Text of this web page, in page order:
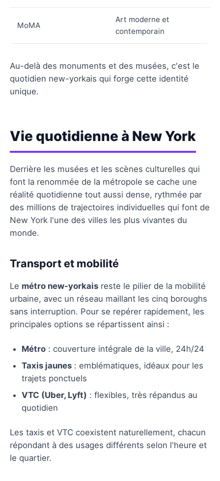
MoMA
Art moderne et
contemporain
Au-delà des monuments et des musées, c'est le
quotidien new-yorkais qui forge cette identité
unique.
Vie quotidienne à New York
Derrière les musées et les scènes culturelles qui
font la renommée de la métropole se cache une
réalité quotidienne tout aussi dense, rythmée par
des millions de trajectoires individuelles qui font de
New York l'une des villes les plus vivantes du
monde.
Transport et mobilité
Le métro new-yorkais reste le pilier de la mobilité
urbaine, avec un réseau maillant les cinq boroughs
sans interruption. Pour se repérer rapidement, les
principales options se répartissent ainsi :
Métro : couverture intégrale de la ville, 24h/24
Taxis jaunes : emblématiques, idéaux pour les
trajets ponctuels
VTC (Uber, Lyft) : flexibles, très répandus au
quotidien
Les taxis et VTC coexistent naturellement, chacun
répondant à des usages différents selon l'heure et
le quartier.